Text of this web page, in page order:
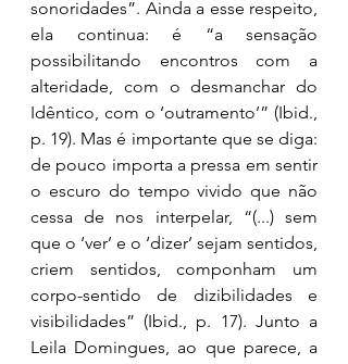
sonoridades”. Ainda a esse respeito,
ela continua: é “a sensação
possibilitando encontros com a
alteridade, com o desmanchar do
Idêntico, com o ‘outramento’” (Ibid.,
p. 19). Mas é importante que se diga:
de pouco importa a pressa em sentir
o escuro do tempo vivido que não
cessa de nos interpelar, “(...) sem
que o ‘ver’ e o ‘dizer’ sejam sentidos,
criem sentidos, componham um
corpo-sentido de dizibilidades e
visibilidades” (Ibid., p. 17). Junto a
Leila Domingues, ao que parece, a